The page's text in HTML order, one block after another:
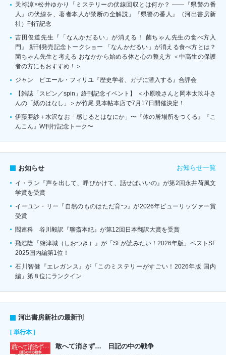
天祢涼×松井ゆかり「ミステリーの伏線回収とは何か？ ――『県警の番
人』の伏線を、著者本人が禁断の全解説」『県警の番人』（河出書房新
社）刊行記念
吉田俊道先生『「なんかだるい」が消える！ 菌ちゃん先生の食べ方入
門』 新刊発売記念トークショー 「なんかだるい」が消える食べ方とは？
菌ちゃん先生と考える おなかから始める体と心の整え方 ＜中高生の保護
者の方にもおすすめ！＞
ジャン゠ピエール・フィリユ『歴史学者、ガザに潜入する』合評会
【雑誌「スピン／spin」終刊記念イベント】 ＜小原晩さんと岡本太玖斗さ
んの「紙のはなし」＞が竹尾 見本帖本店で7月17日開催決定！
伊藤亜紗＋水沢なお「感じるとはなにか」〜『体の居場所をつくる』『こ
んこん』W刊行記念トーク〜
お知らせ お知らせ一覧
イ・ラン『声を出して、呼びかけて、話せばいいの』が第2回永井荷風文
学賞を受賞
イーユン・リー『自然のものはただ育つ』が2026年ピューリッツァー賞
受賞
閻連科 谷川毅訳『聊斎本紀』が第12回日本翻訳大賞を受賞
飛浩隆『鹽津城（しおつき）』が「SFが読みたい！2026年版」ベストSF
2025国内編第1位！
石川智健『エレガンス』が「このミステリーがすごい！2026年版 国内
編」第８位にランクイン
河出書房新社の最新刊
[ 単行本 ]
敢へて消さず… 日記の中の戦争